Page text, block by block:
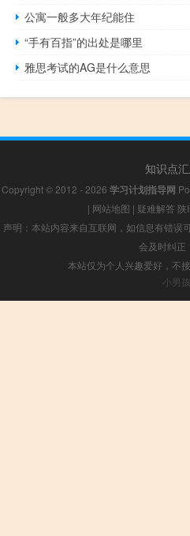
公寓一般多大年纪能住
“手有百指”的出处是哪里
雅思考试的AG是什么意思
知识点
Copyright © 2012 - 2026 学习计划指导网
| 网站地图 | 疑难解答 陕
声明：本站内容来自互联网，如信息有错误
会及时纠正
本站仅为个人兴趣爱好，不
小男孩